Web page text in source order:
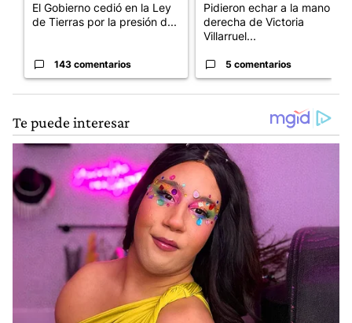
El Gobierno cedió en la Ley
de Tierras por la presión d...
143 comentarios
Pidieron echar a la mano
derecha de Victoria
Villarruel...
5 comentarios